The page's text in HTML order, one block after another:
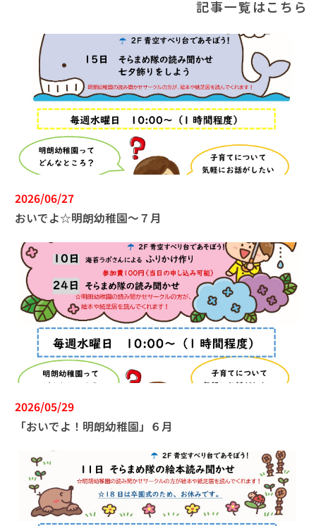
記事一覧はこちら
2026/06/27
おいでよ☆明朗幼稚園～７月
2026/05/29
「おいでよ！明朗幼稚園」６月